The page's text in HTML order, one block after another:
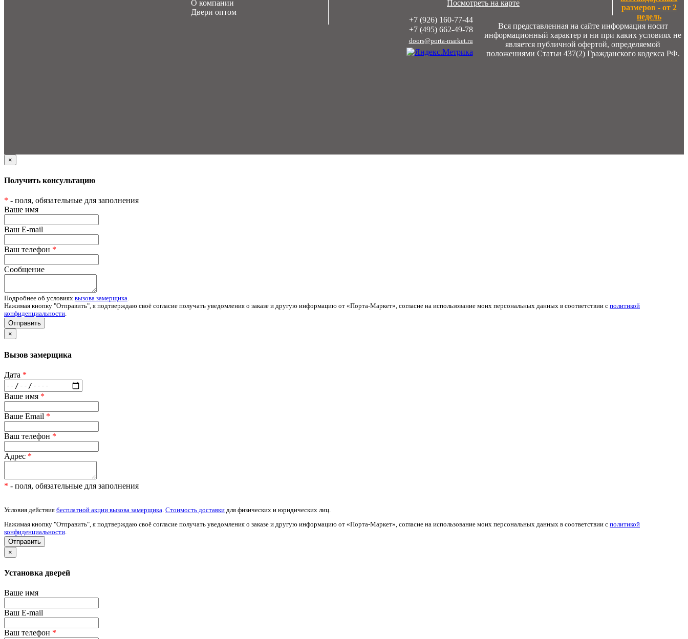
О компании
Двери оптом
Посмотреть на карте
+7 (926) 160-77-44
+7 (495) 662-49-78
doors@porta-market.ru
размеров - от 2
недель
Вся представленная на сайте информация носит
информационный характер и ни при каких условиях не
является публичной офертой, определяемой
положениями Статьи 437(2) Гражданского кодекса РФ.
×
Получить консультацию
* - поля, обязательные для заполнения
Ваше имя
Ваш E-mail
Ваш телефон *
Сообщение
Подробнее об условиях вызова замерщика.
Нажимая кнопку "Отправить", я подтверждаю своё согласие получать уведомления о заказе и другую информацию от «Порта-Маркет», согласие на использование моих персональных данных в соответствии с политикой
конфиденциальности.
Отправить
×
Вызов замерщика
Дата *
Ваше имя *
Ваше Email *
Ваш телефон *
Адрес *
* - поля, обязательные для заполнения
Условия действия бесплатной акции вызова замерщика Стоимость доставки для физических и юридических лиц.
Нажимая кнопку "Отправить", я подтверждаю своё согласие получать уведомления о заказе и другую информацию от «Порта-Маркет», согласие на использование моих персональных данных в соответствии с политикой
конфиденциальности
×
Установка дверей
Ваше имя
Ваш E-mail
Ваш телефон *